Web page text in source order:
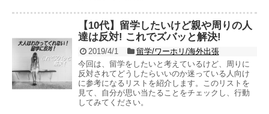
【10代】留学したいけど親や周りの人
達は反対! これでズバッと解決!
2019/4/1
留学/ワーホリ/海外出張
今回は、留学をしたいと考えているけど、周りに
反対されてどうしたらいいのか迷っている人向け
に参考になるリストを紹介します。このリストを
見て、自分が思い当たることをチェックし、行動
してみてください。